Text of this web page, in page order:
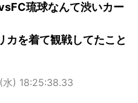
琉球なんて渋いカー
カを着て観戦してたこと
) 18:25:38.33